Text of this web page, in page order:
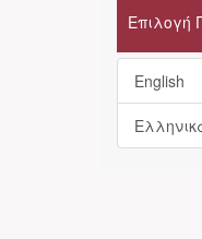
Επιλογή
English